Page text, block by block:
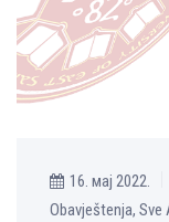
16. мај 2022.
Obavještenja,